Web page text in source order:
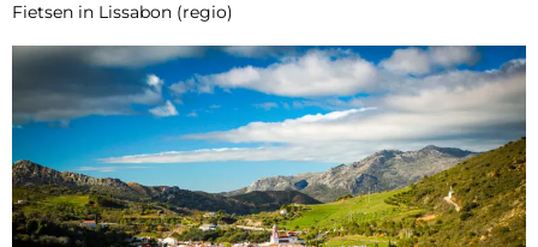
Fietsen in Lissabon (regio)